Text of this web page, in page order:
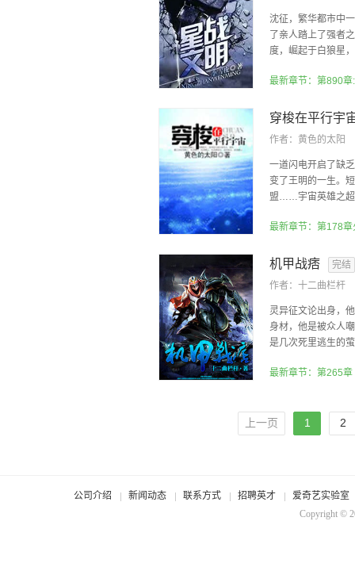
沈征，繁华都市中
了亲人踏上了强者
度，崛起于白狼星
最新章节：第890
穿梭在平行宇
作者： 黄色的太阳
一道闪电开启了缺
变了王明的一生。
盟……宇宙英雄之
最新章节：第178章
机甲战痞
完结
作者： 十二曲栏杆
灵异征文论出身，
身材，他是被众人
是几次死里逃生的
最新章节：第265章
上一页 1 2
公司介绍 新闻动态 联系方式 招聘英才
爱奇艺实验室
Copyright ©